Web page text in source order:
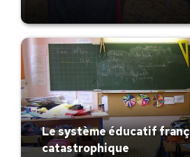
Le système éducatif
catastrophique